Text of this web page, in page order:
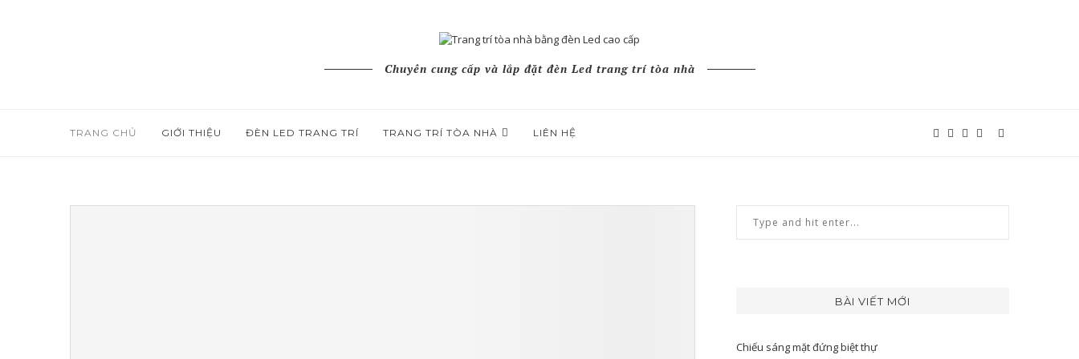
Chuyên cung cấp và lắp đặt đèn Led trang trí tòa nhà
TRANG CHỦ GIỚI THIỆU ĐÈN LED TRANG TRÍ TRANG TRÍ TÒA NHÀ LIÊN HỆ
BÀI VIẾT MỚI
Chiếu sáng mặt đứng biệt thự